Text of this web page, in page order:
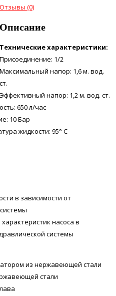
Отзывы (0)
Описание
Технические характеристики:
Присоединение: 1/2
Максимальный напор: 1,6 м. вод.
ст.
Эффективный напор: 1,2 м. вод. ст.
650 л/час
10 Бар
жидкости: 95° С
в зависимости от
насоса в
системы
из нержавеющей стали
стали